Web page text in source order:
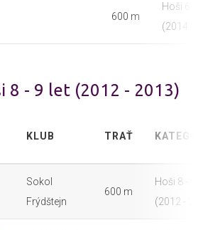
600 m
Hoši 6 -
(2014 -
8 - 9 let (2012 - 2013)
KLUB TRAŤ
Sokol
Frýdštejn
600 m
Hoši 8 - 9
(2012 -